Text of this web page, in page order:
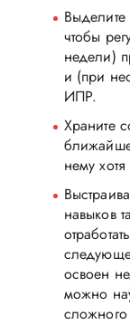
Выделите
чтобы
недели)
и (при
ИПР.
Храните
нему
навыков
освоен
можно